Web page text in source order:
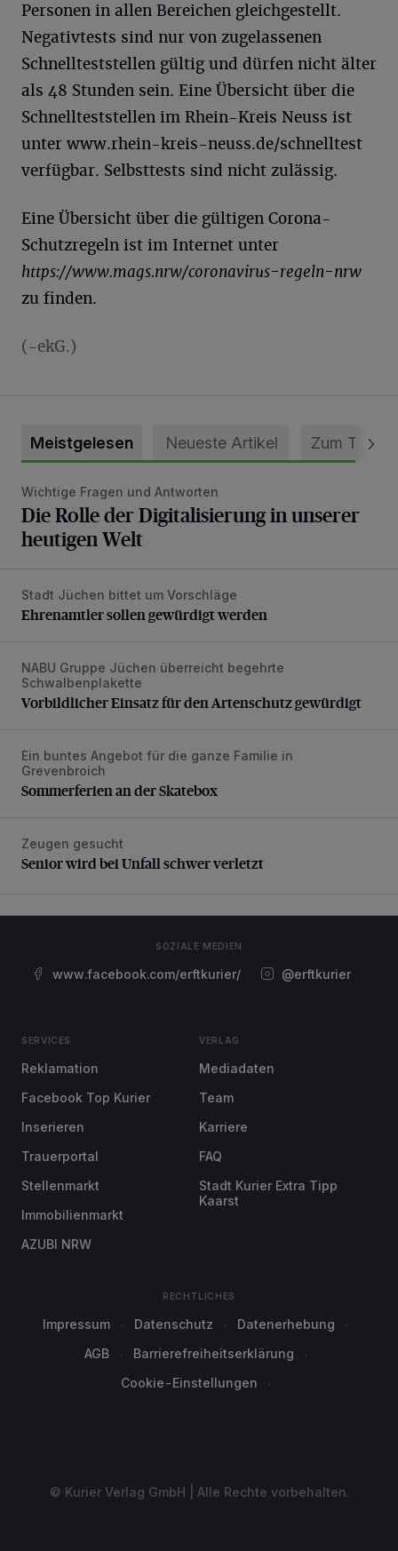
Personen in allen Bereichen gleichgestellt.
Negativtests sind nur von zugelassenen
Schnellteststellen gültig und dürfen nicht älter
als 48 Stunden sein. Eine Übersicht über die
Schnellteststellen im Rhein-Kreis Neuss ist
unter www.rhein-kreis-neuss.de/schnelltest
verfügbar. Selbsttests sind nicht zulässig.
Eine Übersicht über die gültigen Corona-
Schutzregeln ist im Internet unter
https://www.mags.nrw/coronavirus-regeln-nrw
zu finden.
(-ekG.)
Meistgelesen Neueste Artikel Zum Thema
Die Rolle der Digitalisierung in unserer heutigen Welt
Wichtige Fragen und Antworten
Die Rolle der Digitalisierung in unserer
heutigen Welt
Ehrenamtler sollen gewürdigt werden
Stadt Jüchen bittet um Vorschläge
Ehrenamtler sollen gewürdigt werden
Vorbildlicher Einsatz für den Artenschutz gewürdigt
NABU Gruppe Jüchen überreicht begehrte
Schwalbenplakette
Vorbildlicher Einsatz für den Artenschutz gewürdigt
Sommerferien an der Skatebox
Ein buntes Angebot für die ganze Familie in
Grevenbroich
Sommerferien an der Skatebox
Senior wird bei Unfall schwer verletzt
Zeugen gesucht
Senior wird bei Unfall schwer verletzt
SOZIALE MEDIEN
www.facebook.com/erftkurier/ @erftkurier
SERVICES
Reklamation
Facebook Top Kurier
Inserieren
Trauerportal
Stellenmarkt
Immobilienmarkt
AZUBI NRW
VERLAG
Mediadaten
Team
Karriere
FAQ
Stadt Kurier Extra Tipp
Kaarst
RECHTLICHES
Impressum Datenschutz
Datenerhebung
AGB
Barrierefreiheitserklärung
Cookie-Einstellungen
© Kurier Verlag GmbH | Alle Rechte vorbehalten.